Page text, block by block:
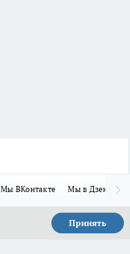
Мы ВКонтакте Мы в Дзене
Принять